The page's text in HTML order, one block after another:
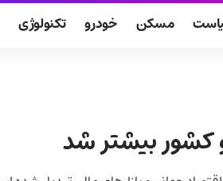
مسکن خودرو تکنولوژی
کشور بیشتر شد